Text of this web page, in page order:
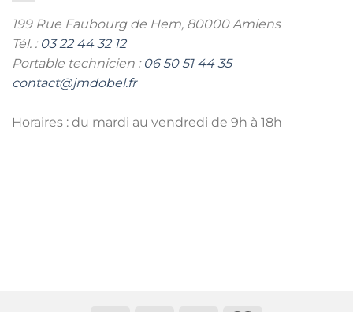
199 Rue Faubourg de Hem, 80000 Amiens
Tél. : 03 22 44 32 12
Portable technicien : 06 50 51 44 35
contact@jmdobel.fr
Horaires : du mardi au vendredi de 9h à 18h